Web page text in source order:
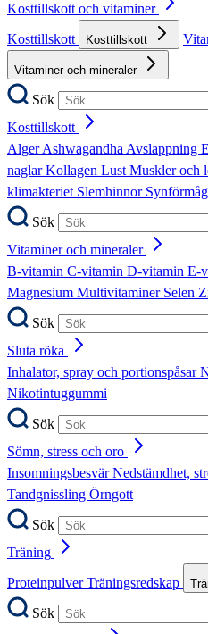
Kosttillskott och vitaminer
Kosttillskott
Kosttillskott
Vitaminer och mineraler
Sök
Kosttillskott
AlgerAshwagandhaAvslappning
naglarKollagen LustMuskler och
klimakteriet Slemhinnor
Sök
Vitaminer och mineraler
B-vitamin C-vitamin D-vitamin E-
Magnesium Multivitaminer Selen
Sök
Sluta röka
Inhalator, spray och portionspåsar
Nikotintuggummi
Sök
Sömn, stress och oro
InsomningsbesvärNedstämdhet,
Tandgnissling Örngott
Sök
Träning
ProteinpulverTräningsredskap
Sök